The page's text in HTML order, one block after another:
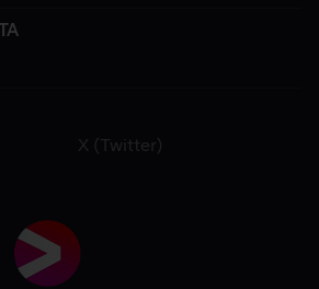
X (Twitter)